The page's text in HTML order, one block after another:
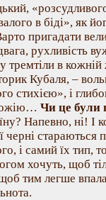
в біді», як
пригадати
рухливість
тремтіли в
Кубаля, –
стихією», і
Чи це були
Напевно, ні! І
черні стараються
і самий їх тип,
хочуть, щоб
тим легше